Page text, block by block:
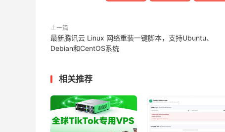
上一篇
最新腾讯云 Linux 网络重装一键脚本，支持Ubuntu、
Debian和CentOS系统
相关推荐